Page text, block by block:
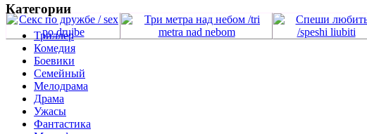
Категории
Триллер
Комедия
Боевики
Семейный
Мелодрама
Драма
Ужасы
Фантастика